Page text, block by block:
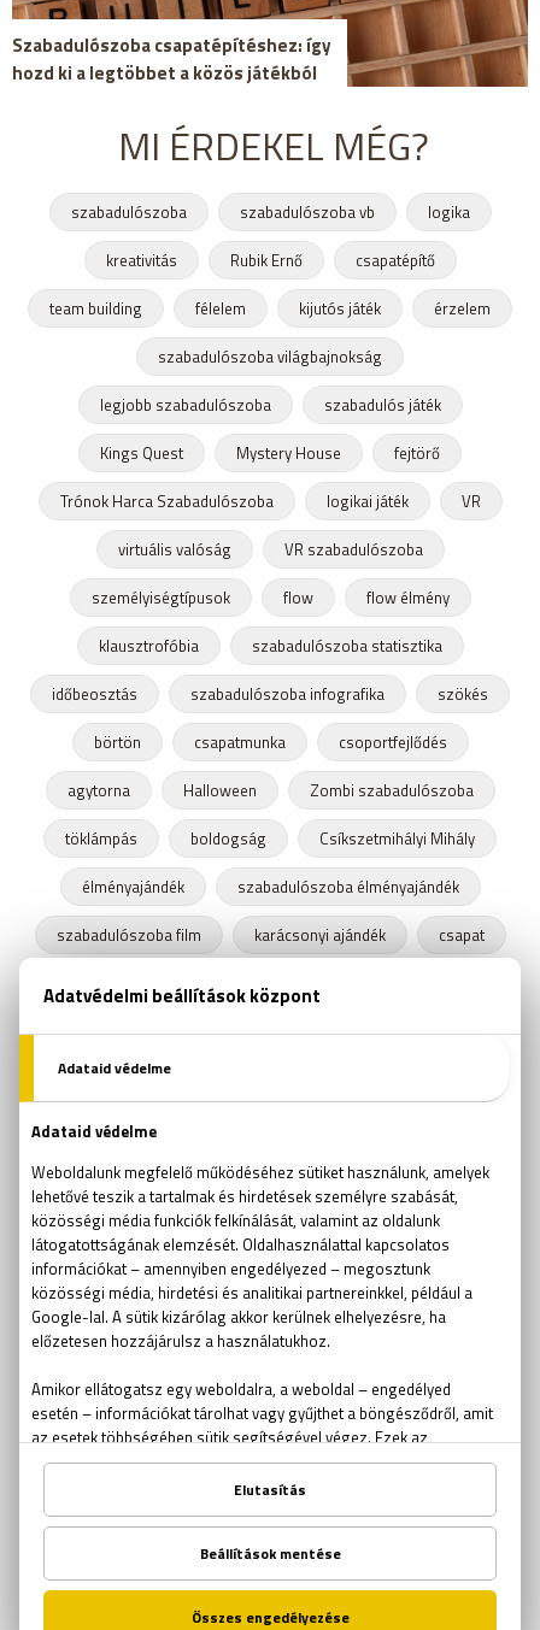
Szabadulószoba csapatépítéshez: így
hozd ki a legtöbbet a közös játékból
MI ÉRDEKEL MÉG?
szabadulószoba szabadulószoba vb
logika
kreativitás
Rubik Ernő
csapatépítő
team building
félelem kijutós játék
érzelem
szabadulószoba világbajnokság
legjobb szabadulószoba
szabadulós játék
Kings Quest
Mystery House
fejtörő
Trónok Harca Szabadulószoba
logikai játék
VR
virtuális valóság
VR szabadulószoba
személyiségtípusok
flow
flow élmény
klausztrofóbia
szabadulószoba statisztika
időbeosztás
szabadulószoba infografika
szökés
börtön
csapatmunka
csoportfejlődés
agytorna
Halloween
Zombi szabadulószoba
töklámpás
boldogság
Csíkszetmihályi Mihály
élményajándék
szabadulószoba élményajándék
szabadulószoba film
karácsonyi ajándék
csapat
szabadulószoba társasjáték
csapatépítő szabadulószoba
szabadulószoba Debrecen
kijutós játék Debrecen
gyakori kérdések
bomba szabadulószoba
kubai rakétaválság
szabadulószoba tipp
kijutós játék tipp
húsvét
húsvéti játék
VR játék AR játék
Parapark
Pokemon Go
szabadulószoba 2 fő
fejtörők
találós kérdések
Rubik kocka
Rubik kocka világbajnokság
szabadulószoba trükk
kijutós jéték
Ockham borotvája
online szabadulós játékok
online kijutós játékok
szabadulós játékok